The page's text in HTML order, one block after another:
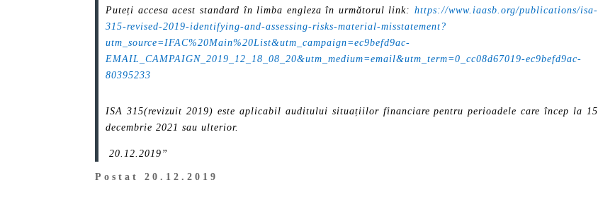
Puteți accesa acest standard în limba engleza în următorul link: https://www.iaasb.org/publications/isa-
315-revised-2019-identifying-and-assessing-risks-material-misstatement?
utm_source=IFAC%20Main%20List&utm_campaign=ec9befd9ac-
EMAIL_CAMPAIGN_2019_12_18_08_20&utm_medium=email&utm_term=0_cc08d67019-ec9befd9ac-
80395233
ISA 315(revizuit 2019) este aplicabil auditului situațiilor financiare pentru perioadele care încep la 15
decembrie 2021 sau ulterior.
20.12.2019”
Postat 20.12.2019